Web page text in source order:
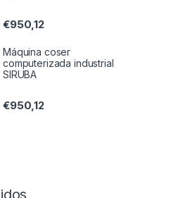
€950,12
Máquina coser
computerizada industrial
SIRUBA
€950,12